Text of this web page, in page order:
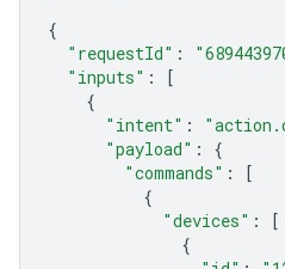
{
"requestId" :
"inputs" :
[
{
"intent" :
"payload" :
{
"commands" :
[
{
"devices" :
[
{